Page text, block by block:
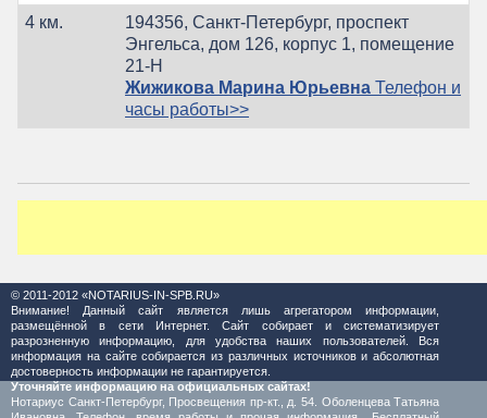
4 км.
194356, Санкт-Петербург, проспект
Энгельса, дом 126, корпус 1, помещение
21-Н
Жижикова Марина Юрьевна Телефон и
часы работы>>
© 2011-2012 «NOTARIUS-IN-SPB.RU»
Внимание! Данный сайт является лишь агрегатором информации,
размещённой в сети Интернет. Сайт собирает и систематизирует
разрозненную информацию, для удобства наших пользователей. Вся
информация на сайте собирается из различных источников и абсолютная
достоверность информации не гарантируется.
Уточняйте информацию на официальных сайтах!
Нотариус Санкт-Петербург, Просвещения пр-кт., д. 54. Оболенцева Татьяна